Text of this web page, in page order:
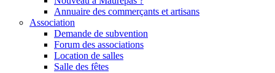
Annuaire des commerçants et artisans
Association
Demande de subvention
Forum des associations
Location de salles
Salle des fêtes